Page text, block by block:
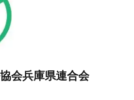
会兵庫県連合会